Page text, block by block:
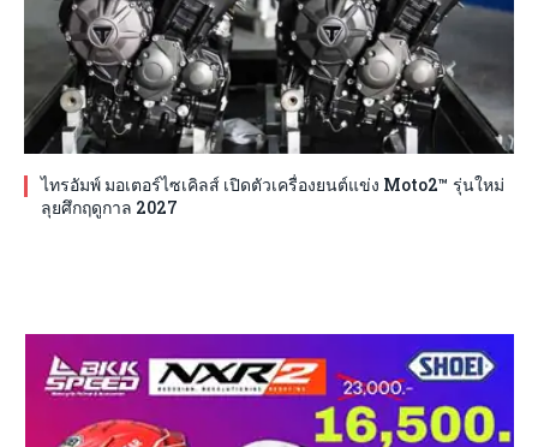
ไทรอัมพ์ มอเตอร์ไซเคิลส์ เปิดตัวเครื่องยนต์แข่ง Moto2™ รุ่นใหม่
ลุยศึกฤดูกาล 2027